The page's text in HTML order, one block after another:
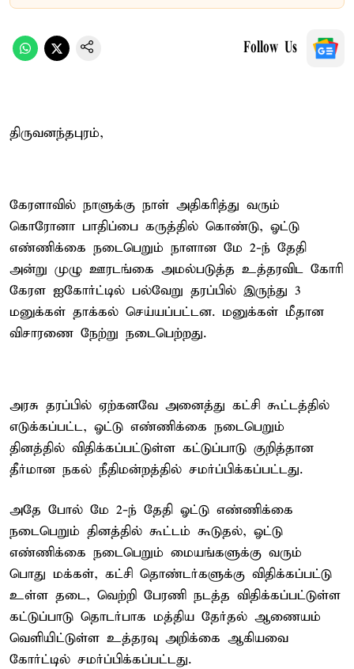
Follow Us
திருவனந்தபுரம்,
கேரளாவில் நாளுக்கு நாள் அதிகரித்து வரும்
கொரோனா பாதிப்பை கருத்தில் கொண்டு, ஓட்டு
எண்ணிக்கை நடைபெறும் நாளான மே 2-ந் தேதி
அன்று முழு ஊரடங்கை அமல்படுத்த உத்தரவிட கோரி
கேரள ஐகோர்ட்டில் பல்வேறு தரப்பில் இருந்து 3
மனுக்கள் தாக்கல் செய்யப்பட்டன. மனுக்கள் மீதான
விசாரணை நேற்று நடைபெற்றது.
அரசு தரப்பில் ஏற்கனவே அனைத்து கட்சி கூட்டத்தில்
எடுக்கப்பட்ட, ஓட்டு எண்ணிக்கை நடைபெறும்
தினத்தில் விதிக்கப்பட்டுள்ள கட்டுப்பாடு குறித்தான
தீர்மான நகல் நீதிமன்றத்தில் சமர்ப்பிக்கப்பட்டது.
அதே போல் மே 2-ந் தேதி ஓட்டு எண்ணிக்கை
நடைபெறும் தினத்தில் கூட்டம் கூடுதல், ஓட்டு
எண்ணிக்கை நடைபெறும் மையங்களுக்கு வரும்
பொது மக்கள், கட்சி தொண்டர்களுக்கு விதிக்கப்பட்டு
உள்ள தடை, வெற்றி பேரணி நடத்த விதிக்கப்பட்டுள்ள
கட்டுப்பாடு தொடர்பாக மத்திய தேர்தல் ஆணையம்
வெளியிட்டுள்ள உத்தரவு அறிக்கை ஆகியவை
கோர்ட்டில் சமர்ப்பிக்கப்பட்டது.